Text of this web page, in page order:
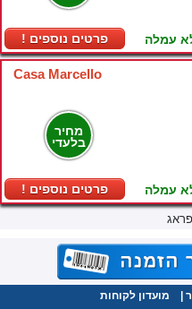
! פרטים נוספים עמלה
Casa Marcello
מחיר
בלעדי
! פרטים נוספים עמלה
מועדון לקוחות